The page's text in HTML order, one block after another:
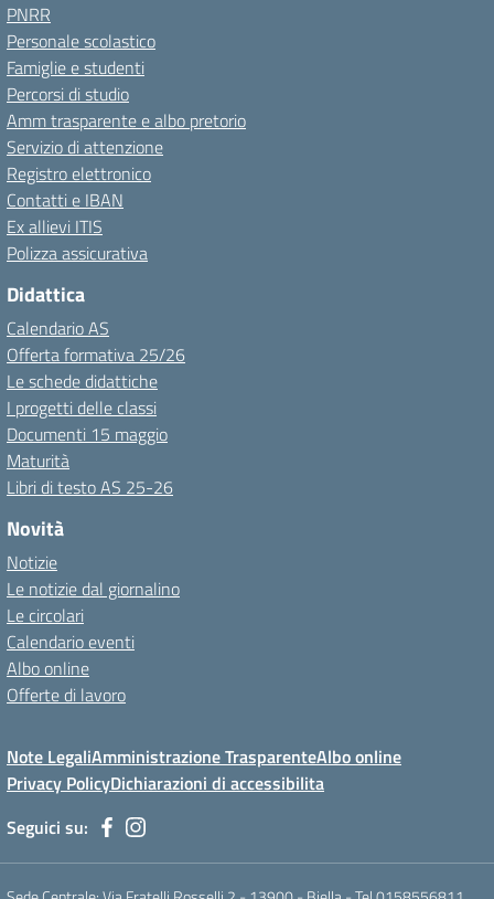
PNRR
Personale scolastico
Famiglie e studenti
Percorsi di studio
Amm trasparente e albo pretorio
Servizio di attenzione
Registro elettronico
Contatti e IBAN
Ex allievi ITIS
Polizza assicurativa
Didattica
Calendario AS
Offerta formativa 25/26
Le schede didattiche
I progetti delle classi
Documenti 15 maggio
Maturità
Libri di testo AS 25-26
Novità
Notizie
Le notizie dal giornalino
Le circolari
Calendario eventi
Albo online
Offerte di lavoro
Note LegaliAmministrazione TrasparenteAlbo online
Privacy PolicyDichiarazioni di accessibilita
Seguici su: